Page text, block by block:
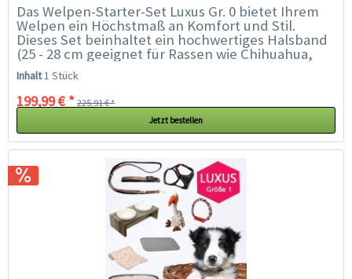
Das Welpen-Starter-Set Luxus Gr. 0 bietet Ihrem
Welpen ein Höchstmaß an Komfort und Stil.
Dieses Set beinhaltet ein hochwertiges Halsband
(25 - 28 cm geeignet für Rassen wie Chihuahua,
Havaneser, Zwergspitz,...
Inhalt1 Stück
199,99 € * 225,91 € *
Jetzt bestellen